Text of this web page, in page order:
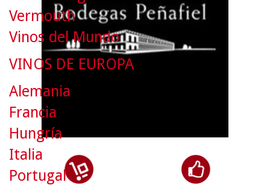
Vermouth
Vinos del Mundo
VINOS DE EUROPA
Alemania
Francia
Hungría
Italia
Portugal